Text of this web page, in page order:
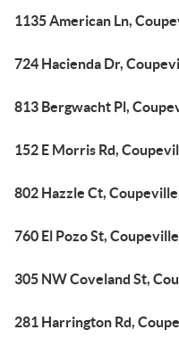
1135 American Ln,
724 Hacienda Dr,
813 Bergwacht Pl,
152 E Morris Rd,
802 Hazzle Ct,
760 El Pozo St,
305 NW Coveland St,
281 Harrington Rd,